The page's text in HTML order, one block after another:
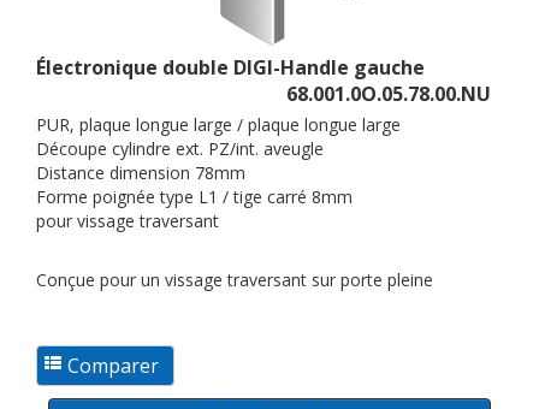
Électronique double DIGI-Handle gauche
68.001.0O.05.78.00.NU
PUR, plaque longue large / plaque longue large
Découpe cylindre ext. PZ/int. aveugle
Distance dimension 78mm
Forme poignée type L1 / tige carré 8mm
pour vissage traversant
Conçue pour un vissage traversant sur porte pleine